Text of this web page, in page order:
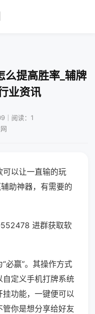
么提高胜率_辅牌
业资讯
｜阅读：1
以让一直输的玩
助神器，有需要的
进群获取软
必赢”。其操作方式
定义手机打牌系统
功能，一键便可以
你是想分享给好友